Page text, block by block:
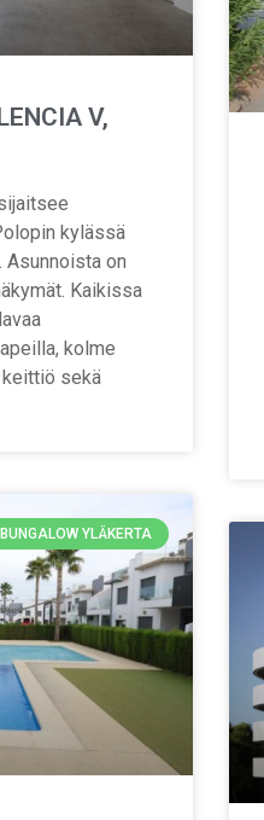
V,
kylässä
Asunnoista on
Kaikissa
kolme
keittiö sekä
BUNGALOW YLÄKERTA